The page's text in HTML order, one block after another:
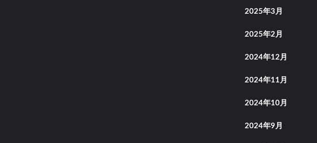
2025年3月
2025年2月
2024年12月
2024年11月
2024年10月
2024年9月